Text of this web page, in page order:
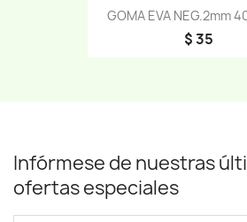
GOMA EVA NEG.2mm
$ 35
Infórmese de nuestras
ofertas especiales